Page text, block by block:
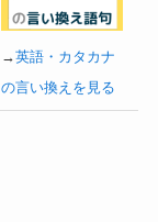
→英語・カタカナ
の言い換えを見る